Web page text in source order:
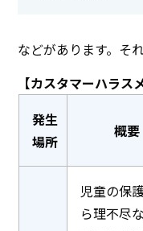
などがあります。そ
【カスタマーハラス
発生
場所
概要
児童の保
ら理不尽